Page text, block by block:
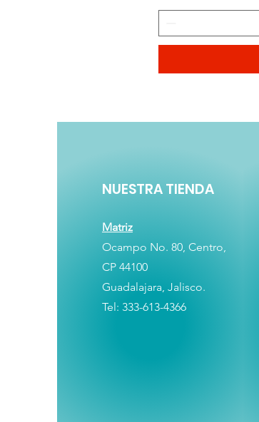
NUESTRA TIENDA
Matriz
Ocampo No. 80, Centro,
CP 44100
Guadalajara, Jalisco.
Tel: 333-613-4366